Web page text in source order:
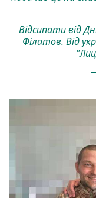
Відсипати від
Філатов. Від